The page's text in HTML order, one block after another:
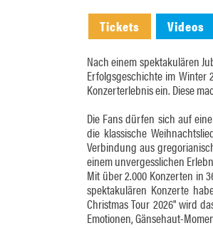
Tickets Videos
Nach einem spektakulären
Erfolgsgeschichte im Winter
Konzerterlebnis ein. Diese
Die Fans dürfen sich auf
die klassische
Verbindung aus
einem unvergesslichen
Mit über 2.000 Konzerten in
spektakulären Konzerte
Christmas Tour 2026" wird
Emotionen, Gänsehaut-